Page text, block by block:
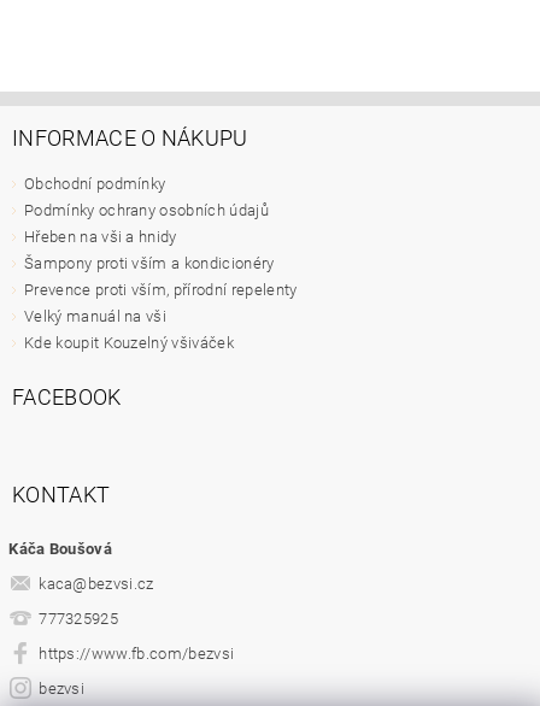
INFORMACE O NÁKUPU
Obchodní podmínky
Podmínky ochrany osobních údajů
Hřeben na vši a hnidy
Šampony proti vším a kondicionéry
Prevence proti vším, přírodní repelenty
Velký manuál na vši
Kde koupit Kouzelný všiváček
FACEBOOK
KONTAKT
Káča Boušová
kaca@ bezvsi.cz
777325925
https://www.fb.com/bezvsi
bezvsi